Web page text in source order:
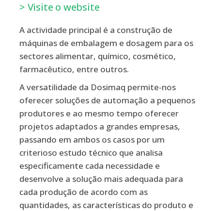
> Visite o website
A actividade principal é a construção de
máquinas de embalagem e dosagem para os
sectores alimentar, químico, cosmético,
farmacêutico, entre outros.
A versatilidade da Dosimaq permite-nos
oferecer soluções de automação a pequenos
produtores e ao mesmo tempo oferecer
projetos adaptados a grandes empresas,
passando em ambos os casos por um
criterioso estudo técnico que analisa
especificamente cada necessidade e
desenvolve a solução mais adequada para
cada produção de acordo com as
quantidades, as características do produto e